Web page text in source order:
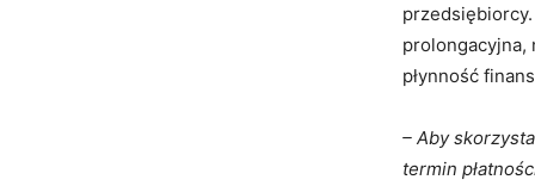
prolongacyjna,
płynność
– Aby
termin